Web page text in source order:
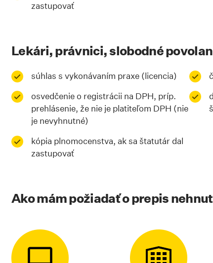
zastupovať
Lekári, právnici, slobodné
súhlas s vykonávaním praxe (licencia)
osvedčenie o registrácii na DPH, príp.
prehlásenie, že nie je platiteľom DPH (nie
je nevyhnutné)
kópia plnomocenstva, ak sa štatutár dal
zastupovať
Ako mám požiadať o prepis